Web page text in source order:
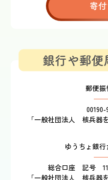
寄付
銀行や郵便
郵便
00190-
「一般社団法人 核兵器
ゆうちょ銀
総合口座 記号
「一般社団法人 核兵器